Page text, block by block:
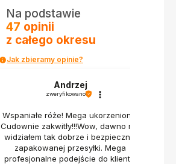
Na podstawie
47 opinii
z całego okresu
Jak zbieramy opinie?
Andrzej
zweryfikowano
Wspaniałe róże! Mega ukorzenione!
Cudownie zakwitły!!!Wow, dawno nie
widziałem tak dobrze i bezpiecznie
zapakowanej przesyłki. Mega
profesjonalne podejście do klienta.